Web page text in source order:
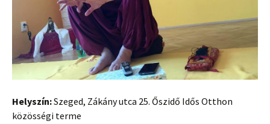
Helyszín:Szeged, Zákány utca 25. Őszidő Idős Otthon
közösségi terme